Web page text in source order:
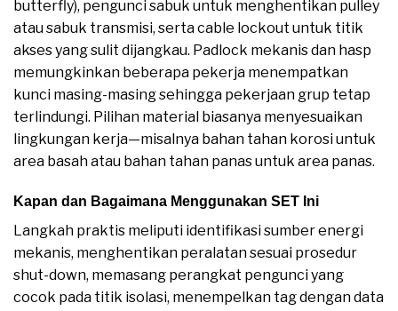
butterfly), pengunci sabuk untuk menghentikan pulley
atau sabuk transmisi, serta cable lockout untuk titik
akses yang sulit dijangkau. Padlock mekanis dan hasp
memungkinkan beberapa pekerja menempatkan
kunci masing-masing sehingga pekerjaan grup tetap
terlindungi. Pilihan material biasanya menyesuaikan
lingkungan kerja—misalnya bahan tahan korosi untuk
area basah atau bahan tahan panas untuk area panas.
Kapan dan Bagaimana Menggunakan SET Ini
Langkah praktis meliputi identifikasi sumber energi
mekanis, menghentikan peralatan sesuai prosedur
shut-down, memasang perangkat pengunci yang
cocok pada titik isolasi, menempelkan tag dengan data